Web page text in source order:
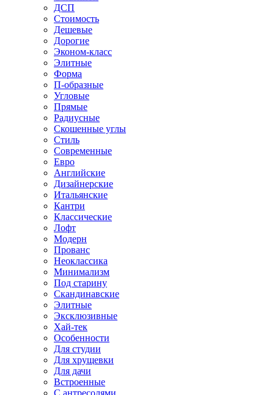
ДСП
Стоимость
Дешевые
Дорогие
Эконом-класс
Элитные
Форма
П-образные
Угловые
Прямые
Радиусные
Скошенные углы
Стиль
Современные
Евро
Английские
Дизайнерские
Итальянские
Кантри
Классические
Лофт
Модерн
Прованс
Неоклассика
Минимализм
Под старину
Скандинавские
Элитные
Эксклюзивные
Хай-тек
Особенности
Для студии
Для хрущевки
Для дачи
Встроенные
С антресолями